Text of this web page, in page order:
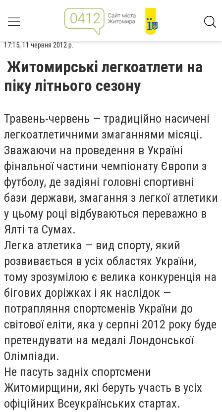
17:15, 11 червня 2012 р.
Житомирські легкоатлети на
піку літнього сезону
Травень-червень — традиційно насичені
легкоатлетичними змаганнями місяці.
Зважаючи на проведення в Україні
фінальної частини чемпіонату Європи з
футболу, де задіяні головні спортивні
бази держави, змагання з легкої атлетики
у цьому році відбуваються переважно в
Ялті та Сумах.
Легка атлетика — вид спорту, який
розвивається в усіх областях України,
тому зрозумілою є велика конкуренція на
бігових доріжках і як наслідок —
потрапляння спортсменів України до
світової еліти, яка у серпні 2012 року буде
претендувати на медалі Лондонської
Олімпіади.
Не пасуть задніх спортсмени
Житомирщини, які беруть участь в усіх
офіційних Всеукраїнських стартах.